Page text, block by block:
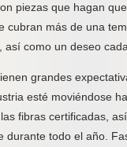
piezas que hagan
cubran más de una
así como un deseo
grandes
esté moviéndose
fibras certificadas,
durante todo el año.